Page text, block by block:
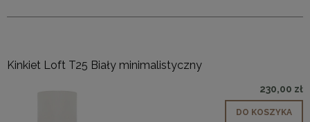
Kinkiet Loft T25 Biały minimalistyczny
230,00 zł
DO KOSZYKA